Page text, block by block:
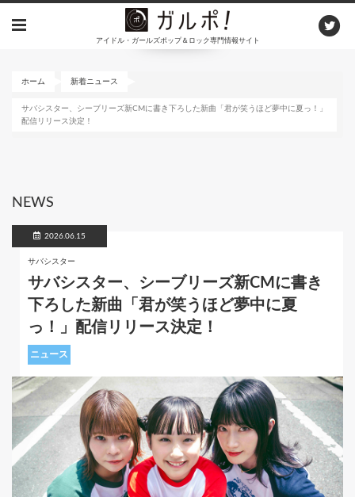
アイドル・ガールズポップ＆ロック専門情報サイト
ホーム 新着ニュース
サバシスター、シーブリーズ新CMに書き下ろした新曲「君が笑うほど夢中に夏っ！」
配信リリース決定！
NEWS
2026.06.15
サバシスター
サバシスター、シーブリーズ新CMに書き
下ろした新曲「君が笑うほど夢中に夏
っ！」配信リリース決定！
ニュース